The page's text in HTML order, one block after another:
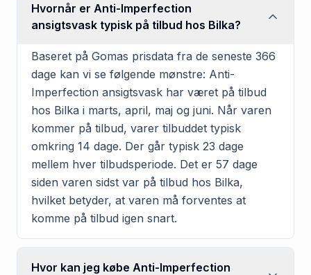
Hvornår er Anti-Imperfection
ansigtsvask typisk på tilbud hos Bilka?
Baseret på Gomas prisdata fra de seneste 366
dage kan vi se følgende mønstre: Anti-
Imperfection ansigtsvask har været på tilbud
hos Bilka i marts, april, maj og juni. Når varen
kommer på tilbud, varer tilbuddet typisk
omkring 14 dage. Der går typisk 23 dage
mellem hver tilbudsperiode. Det er 57 dage
siden varen sidst var på tilbud hos Bilka,
hvilket betyder, at varen må forventes at
komme på tilbud igen snart.
Hvor kan jeg købe Anti-Imperfection